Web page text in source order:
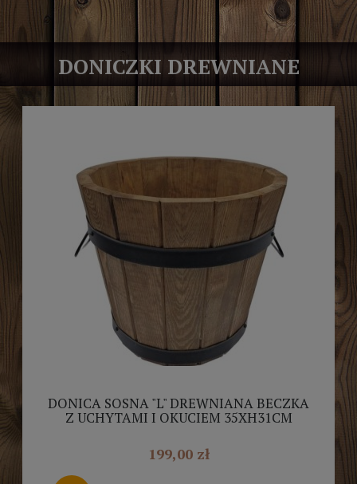
DONICZKI DREWNIANE
DONICA SOSNA "L" DREWNIANA BECZKA
Z UCHYTAMI I OKUCIEM 35XH31CM
199,00 zł